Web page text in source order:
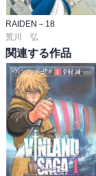
RAIDEN－18
荒川 弘
関連する作品